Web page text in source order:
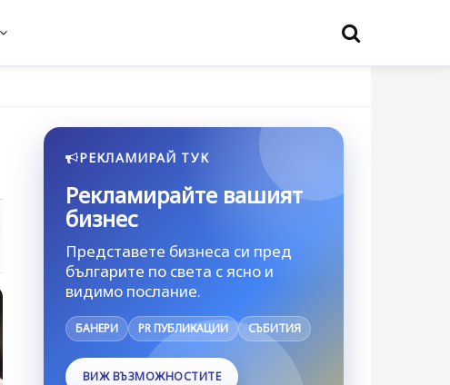
РЕКЛАМИРАЙ ТУК
Рекламирайте вашият
бизнес
Представете бизнеса си пред
българите по света с ясно и
видимо послание.
БАНЕРИ PR ПУБЛИКАЦИИ СЪБИТИЯ
ВИЖ ВЪЗМОЖНОСТИТЕ